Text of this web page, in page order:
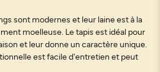
sont modernes et leur laine est à la
moelleuse. Le tapis est idéal pour
et leur donne un caractère unique.
est facile d'entretien et peut